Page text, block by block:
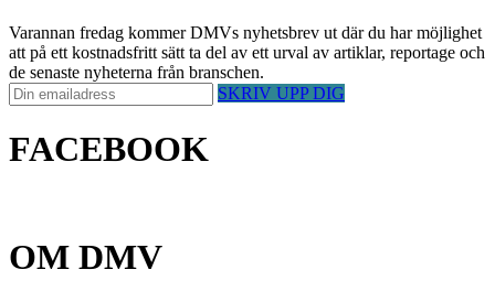
Varannan fredag kommer DMVs nyhetsbrev ut där du har möjlighet
att på ett kostnadsfritt sätt ta del av ett urval av artiklar, reportage och
de senaste nyheterna från branschen.
SKRIV UPP DIG
FACEBOOK
OM DMV